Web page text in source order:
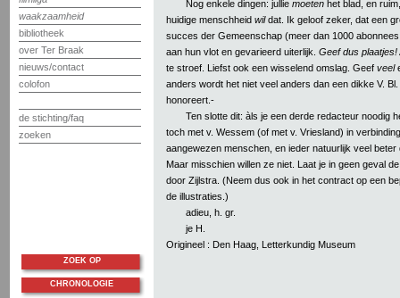
waakzaamheid
bibliotheek
over Ter Braak
nieuws/contact
colofon
de stichting/faq
zoeken
Nog enkele dingen: jullie moeten het blad, en
huidige menschheid wildat. Ik geloof zeker, dat een
succes der Gemeenschap (meer dan 1000
aan hun vlot en gevarieerd uiterlijk. Geef dus plaatjes!
te stroef. Liefst ook een wisselend omslag. Geef veel
anders wordt het niet veel anders dan een dikke V.
honoreert.-
Ten slotte dit: àls je een derde redacteur noodig
toch met v. Wessem (of met v. Vriesland) in
aangewezen menschen, en ieder natuurlijk veel beter
Maar misschien willen ze niet. Laat je in geen geval
door Zijlstra. (Neem dus ook in het contract op een
de illustraties.)
adieu, h. gr.
je H.
Origineel : Den Haag, Letterkundig Museum
ZOEK OP
CHRONOLOGIE